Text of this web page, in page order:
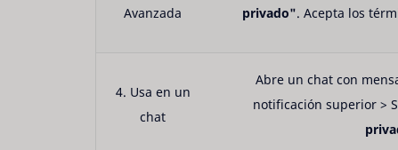
Avanzada
privado". Acepta los
4. Usa en un
chat
Abre un chat con
notificación superior >